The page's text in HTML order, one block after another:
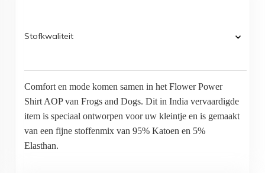
Stofkwaliteit
Comfort en mode komen samen in het Flower Power
Shirt AOP van Frogs and Dogs. Dit in India vervaardigde
item is speciaal ontworpen voor uw kleintje en is gemaakt
van een fijne stoffenmix van 95% Katoen en 5%
Elasthan.